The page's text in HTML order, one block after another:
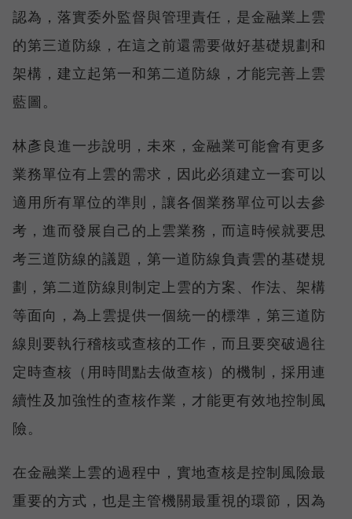
認為，落實委外監督與管理責任，是金融業上雲
的第三道防線，在這之前還需要做好基礎規劃和
架構，建立起第一和第二道防線，才能完善上雲
藍圖。
林彥良進一步說明，未來，金融業可能會有更多
業務單位有上雲的需求，因此必須建立一套可以
適用所有單位的準則，讓各個業務單位可以去參
考，進而發展自己的上雲業務，而這時候就要思
考三道防線的議題，第一道防線負責雲的基礎規
劃，第二道防線則制定上雲的方案、作法、架構
等面向，為上雲提供一個統一的標準，第三道防
線則要執行稽核或查核的工作，而且要突破過往
定時查核（用時間點去做查核）的機制，採用連
續性及加強性的查核作業，才能更有效地控制風
險。
在金融業上雲的過程中，實地查核是控制風險最
重要的方式，也是主管機關最重視的環節，因為